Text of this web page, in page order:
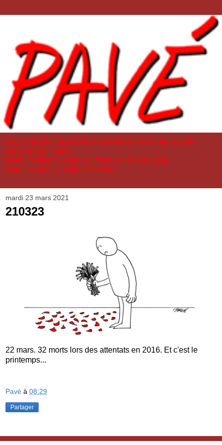
Façon dessin de presse, Pavé se fait l'écho de ce que
parcourt son auteur,
tantôt méditant, tantôt souffrant, tantôt souriant...
toujours aimant, toujours vivant.
mardi 23 mars 2021
210323
22 mars. 32 morts lors des attentats en 2016. Et c'est le
printemps...
Pavé à 08:29
Partager